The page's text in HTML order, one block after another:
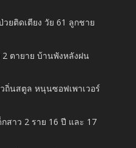
ยติดเตียง วัย 61 ลูกชาย
ตายาย บ้านพังหลังฝน
ถิ่นสตูล หนุนซอฟเพาเวอร์
สาว 2 ราย 16 ปี และ 17